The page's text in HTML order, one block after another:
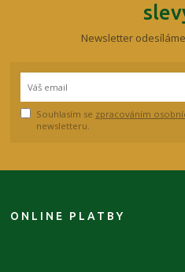
Newsletter
Souhlasím se zpracováním
newsletteru.
ONLINE PLATBY